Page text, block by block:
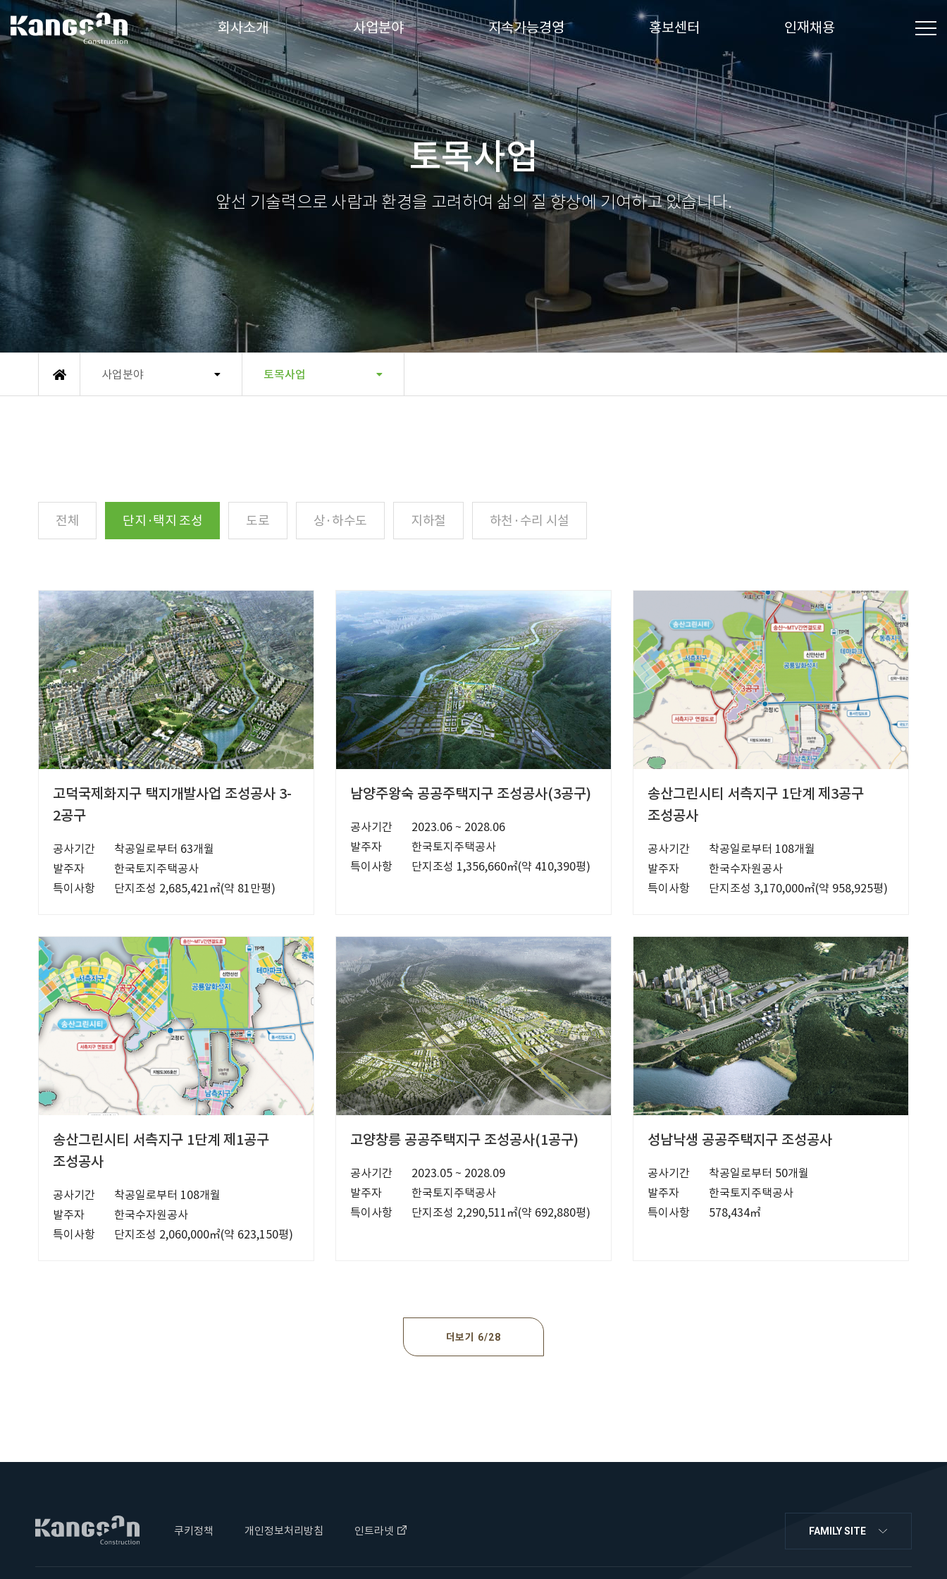
강산건설(주)
회사소개 사업분야 지속가능경영 홍보센터 인재채용
토목사업
앞선 기술력으로 사람과 환경을 고려하여 삶의 질 향상에 기여하고 있습니다.
메인 사업분야 토목사업
전체 단지·택지 조성 도로 상·하수도 지하철 하천·수리 시설
고덕국제화지구 택지개발사업 조성공사 3-
2공구
공사기간
착공일로부터 63개월
발주자
한국토지주택공사
특이사항
단지조성 2,685,421㎡(약 81만평)
남양주왕숙 공공주택지구 조성공사(3공구)
공사기간
2023.06 ~ 2028.06
발주자
한국토지주택공사
특이사항
단지조성 1,356,660㎡(약 410,390평)
송산그린시티 서측지구 1단계 제3공구
조성공사
공사기간
착공일로부터 108개월
발주자
한국수자원공사
특이사항
단지조성 3,170,000㎡(약 958,925평)
송산그린시티 서측지구 1단계 제1공구
조성공사
공사기간
착공일로부터 108개월
발주자
한국수자원공사
특이사항
단지조성 2,060,000㎡(약 623,150평)
고양창릉 공공주택지구 조성공사(1공구)
공사기간
2023.05 ~ 2028.09
발주자
한국토지주택공사
특이사항
단지조성 2,290,511㎡(약 692,880평)
성남낙생 공공주택지구 조성공사
공사기간
착공일로부터 50개월
발주자
한국토지주택공사
특이사항
578,434㎡
더보기 6 28
FAMILY SITE
쿠키정책 개인정보처리방침 인트라넷